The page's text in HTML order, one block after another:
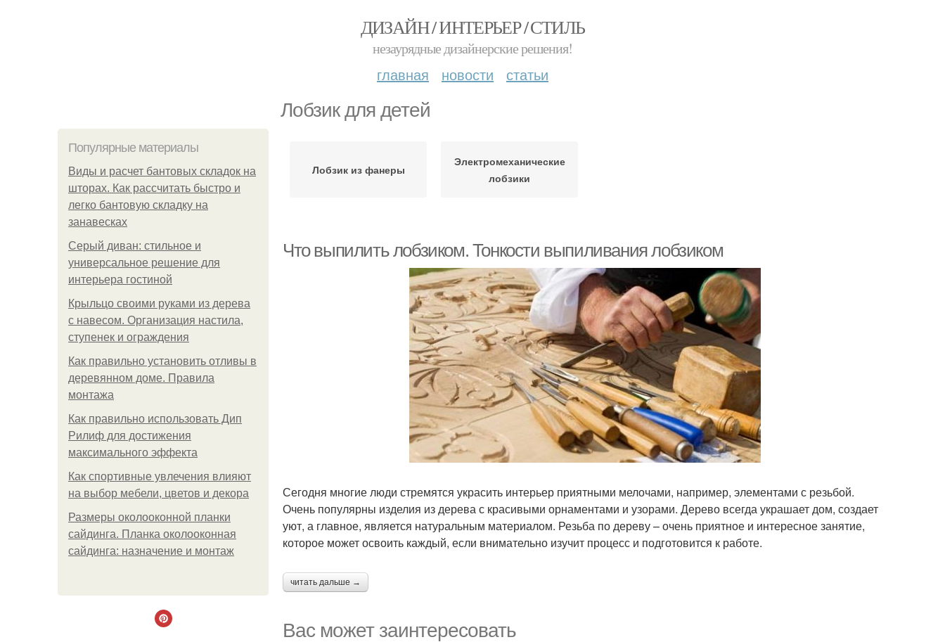
ДИЗАЙН / ИНТЕРЬЕР / СТИЛЬ
незаурядные дизайнерские решения!
главная новости статьи
Лобзик для детей
Популярные материалы
Виды и расчет бантовых складок на
шторах. Как рассчитать быстро и
легко бантовую складку на
занавесках
Серый диван: стильное и
универсальное решение для
интерьера гостиной
Крыльцо своими руками из дерева
с навесом. Организация настила,
ступенек и ограждения
Как правильно установить отливы в
деревянном доме. Правила
монтажа
Как правильно использовать Дип
Рилиф для достижения
максимального эффекта
Как спортивные увлечения влияют
на выбор мебели, цветов и декора
Размеры околооконной планки
сайдинга. Планка околооконная
сайдинга: назначение и монтаж
Лобзик из фанеры
Электромеханические
лобзики
Что выпилить лобзиком. Тонкости выпиливания лобзиком
Сегодня многие люди стремятся украсить интерьер приятными мелочами, например, элементами с резьбой.
Очень популярны изделия из дерева с красивыми орнаментами и узорами. Дерево всегда украшает дом, создает
уют, а главное, является натуральным материалом. Резьба по дереву – очень приятное и интересное занятие,
которое может освоить каждый, если внимательно изучит процесс и подготовится к работе.
читать дальше →
Вас может заинтересовать